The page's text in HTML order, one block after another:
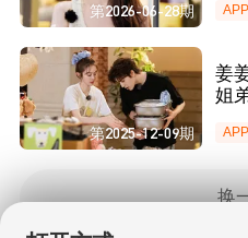
第2026-06-28期
第2025-12-09期
姜
姐
换